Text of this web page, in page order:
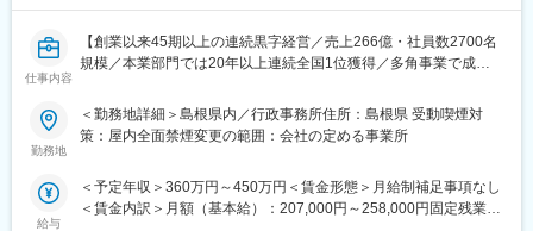
変更の範囲：会社の定める業務
たルーチンをこなすだけでなく、理想の運用環境を初期段階から
一緒に構築できます。
ら、AIを活用した高度な自動運用まで、アナログとデジタルの両
極をマスターできます。
アと社会貢献を実感できます。
仕事内容
【創業以来45期以上の連続黒字経営／売上266億・社員数2700名
規模／本業部門では20年以上連続全国1位獲得／多角事業で成長
【職務概要】
インフラなど大規模な案件を担当することが多く、公共工事が円
滑に進むよう発注者支援業務を担当していただきます。
勤務地
＜勤務地詳細＞島根県内／行政事務所住所：島根県 受動喫煙対
策：屋内全面禁煙変更の範囲：会社の定める事業所
給与
＜予定年収＞360万円～450万円＜賃金形態＞月給制補足事項なし
＜賃金内訳＞月額（基本給）：207,000円～258,000円固定残業手